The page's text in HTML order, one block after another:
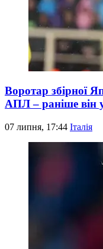
Воротар збірної
АПЛ – раніше він
07 липня, 17:44 Італія